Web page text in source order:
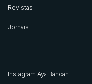
Revistas
Jornais
Instagram Aya Bancah